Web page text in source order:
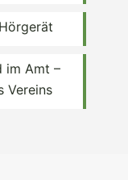
im Amt –
Vereins